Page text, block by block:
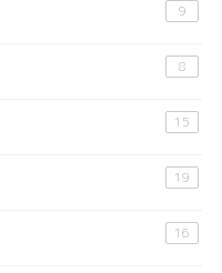
9
8
15
19
16